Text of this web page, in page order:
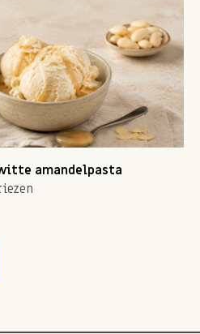
amandelpasta